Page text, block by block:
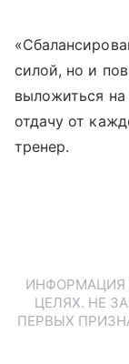
силой, но и
выложиться
отдачу от
тренер.
ИНФОРМАЦИЯ
ЦЕЛЯХ. НЕ
ПЕРВЫХ